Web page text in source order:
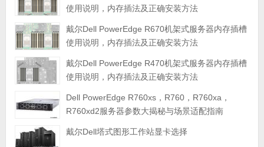
使用说明，内存插法及正确安装方法
戴尔Dell PowerEdge R670机架式服务器内存插槽
使用说明，内存插法及正确安装方法
戴尔Dell PowerEdge R470机架式服务器内存插槽
使用说明，内存插法及正确安装方法
Dell PowerEdge R760xs，R760，R760xa，
R760xd2服务器参数大揭秘与场景适配指南
戴尔Dell塔式图形工作站显卡选择